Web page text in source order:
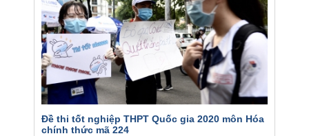
Đề thi tốt nghiệp THPT Quốc gia 2020 môn Hóa
chính thức mã 224